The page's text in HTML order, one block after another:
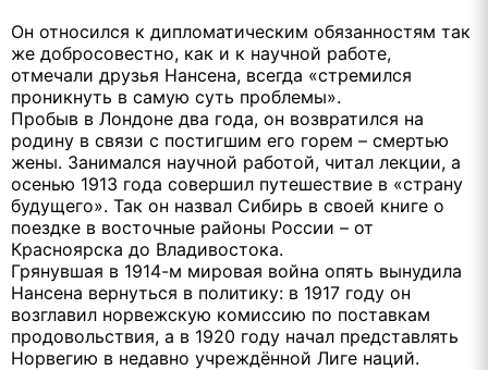
Он относился к дипломатическим обязанностям так
же добросовестно, как и к научной работе,
отмечали друзья Нансена, всегда «стремился
проникнуть в самую суть проблемы».
Пробыв в Лондоне два года, он возвратился на
родину в связи с постигшим его горем – смертью
жены. Занимался научной работой, читал лекции, а
осенью 1913 года совершил путешествие в «страну
будущего». Так он назвал Сибирь в своей книге о
поездке в восточные районы России – от
Красноярска до Владивостока.
Грянувшая в 1914-м мировая война опять вынудила
Нансена вернуться в политику: в 1917 году он
возглавил норвежскую комиссию по поставкам
продовольствия, а в 1920 году начал представлять
Норвегию в недавно учреждённой Лиге наций.